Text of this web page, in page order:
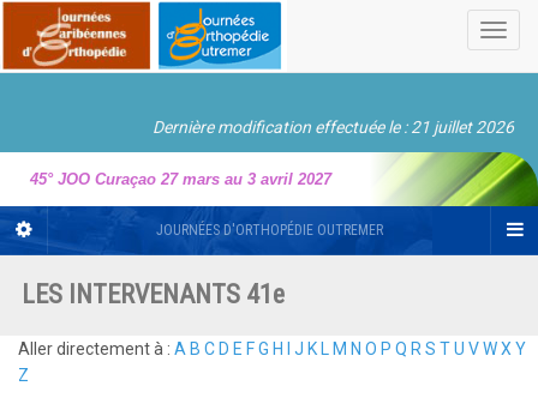
Dernière modification effectuée le : 21 juillet 2026
45° JOO Curaçao 27 mars au 3 avril 2027
JOURNÉES D'ORTHOPÉDIE OUTREMER
LES INTERVENANTS 41e
Aller directement à : A B C D E FG H J K M N O P Q R S TU VWX Y
Z